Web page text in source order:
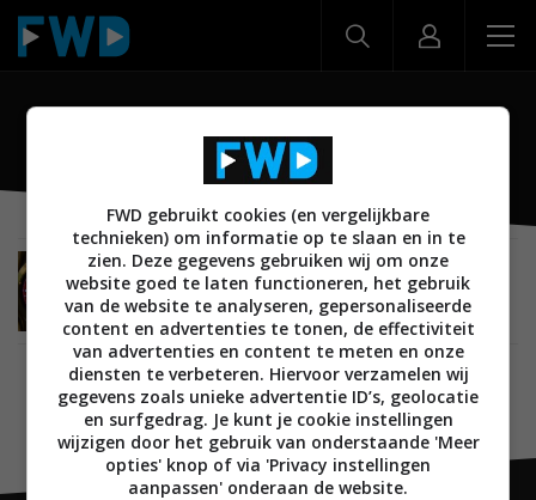
Seiko
MOBILE 07 FEBRUARI 2019
Zo maak je van je Android Wear-smartwatch een
Rolex, Breitling of Tag Heuer Carrera
FWD gebruikt cookies (en vergelijkbare
technieken) om informatie op te slaan en in te
zien. Deze gegevens gebruiken wij om onze
website goed te laten functioneren, het gebruik
van de website te analyseren, gepersonaliseerde
content en advertenties te tonen, de effectiviteit
van advertenties en content te meten en onze
diensten te verbeteren. Hiervoor verzamelen wij
gegevens zoals unieke advertentie ID’s, geolocatie
en surfgedrag. Je kunt je cookie instellingen
wijzigen door het gebruik van onderstaande 'Meer
opties' knop of via 'Privacy instellingen
aanpassen' onderaan de website.